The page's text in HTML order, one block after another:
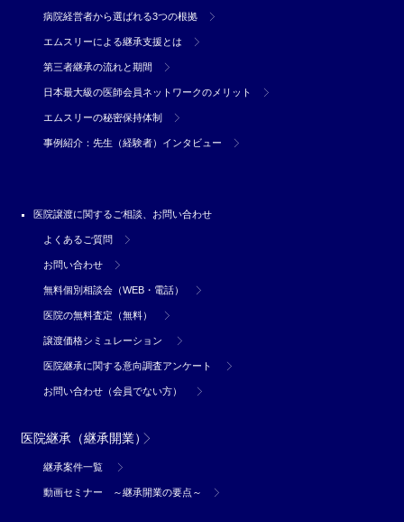
病院経営者から選ばれる3つの根拠
エムスリーによる継承支援とは
第三者継承の流れと期間
日本最大級の医師会員ネットワークのメリット
エムスリーの秘密保持体制
事例紹介：先生（経験者）インタビュー
医院譲渡に関するご相談、お問い合わせ
よくあるご質問
お問い合わせ
無料個別相談会（WEB・電話）
医院の無料査定（無料）
譲渡価格シミュレーション
医院継承に関する意向調査アンケート
お問い合わせ（会員でない方）
医院継承（継承開業）
継承案件一覧
動画セミナー ～継承開業の要点～